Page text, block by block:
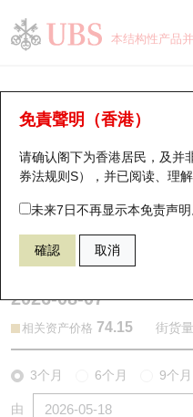
本结构性产品
免責聲明（香港）
请确认阁下为香港居民，及并
券法规则S），并已阅读、理
未来7日不再显示本免责声明
確認 取消
认股证分析仪
表现 街货统计 比较
29218 瑞银认沽
2026-08-07
相关资产价格 74.15 街货量
3个月 6个月 9个月
由
瑞银认股证一览
新发行瑞银认股证
即将到期认股证
认股证到期结算价查找
认股证分析仪
街货统计
比较
牛熊全景快搜
牛熊证搜寻
牛熊证街货分布图
正股牛熊证列表
新发行瑞银牛熊证
街货统计
比较
十大升幅/跌幅
十大认股证成交分布
十天股证占大市成交
资金流
街货统计
正股分析仪
二十大活跃股份
恒指成份股
国指成份股
科指成份股
持股比重
显示所有持股比重
每月轮证大市专题
轮证专栏
讲座及教育短片
认股证投资者教育
牛熊证投资者教育